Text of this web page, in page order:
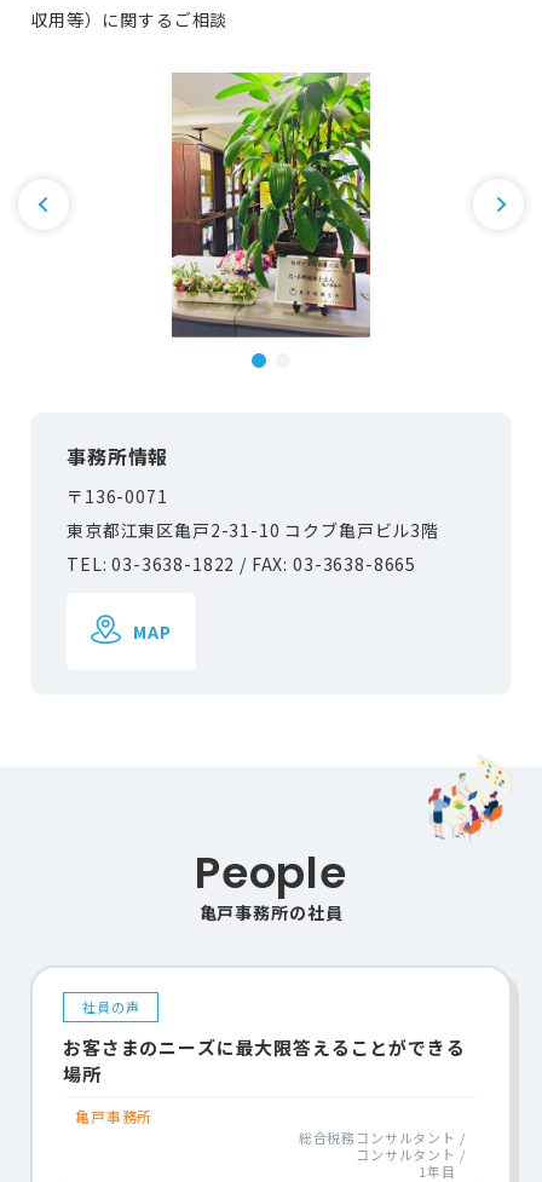
収用等）に関するご相談
事務所情報
〒136-0071
東京都江東区亀戸2-31-10 コクブ亀戸ビル3階
TEL: 03-3638-1822 / FAX: 03-3638-8665
MAP
People
亀戸事務所の社員
社員の声
お客さまのニーズに最大限答えることができる
場所
亀戸事務所
総合税務コンサルタント
コンサルタント
1年目